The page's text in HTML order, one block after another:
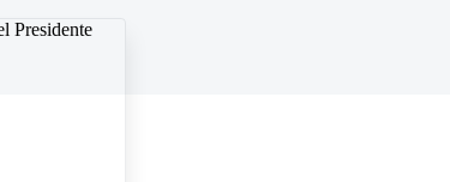
ThrillerOriental